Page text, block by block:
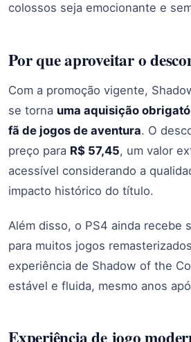
colossos seja emocionante e
Por que aproveitar o
Com a promoção vigente,
se torna uma aquisição
fã de jogos de aventura. O
preço para R$ 57,45, um valor
acessível considerando a
impacto histórico do título.
Além disso, o PS4 ainda recebe
para muitos jogos
experiência de Shadow of the
estável e fluida, mesmo anos
Experiência de jogo